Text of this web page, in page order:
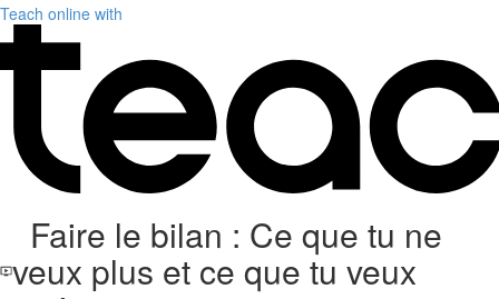
Teach online with
Faire le bilan : Ce que tu ne
veux plus et ce que tu veux